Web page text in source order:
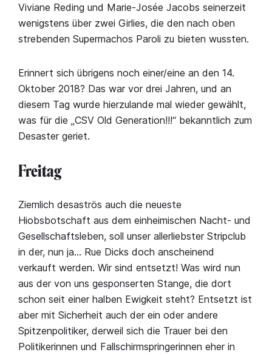
Viviane Reding und Marie-Josée Jacobs seinerzeit
wenigstens über zwei Girlies, die den nach oben
strebenden Supermachos Paroli zu bieten wussten.
Erinnert sich übrigens noch einer/eine an den 14.
Oktober 2018? Das war vor drei Jahren, und an
diesem Tag wurde hierzulande mal wieder gewählt,
was für die „CSV Old Generation!!!“ bekanntlich zum
Desaster geriet.
Freitag
Ziemlich desaströs auch die neueste
Hiobsbotschaft aus dem einheimischen Nacht- und
Gesellschaftsleben, soll unser allerliebster Stripclub
in der, nun ja… Rue Dicks doch anscheinend
verkauft werden. Wir sind entsetzt! Was wird nun
aus der von uns gesponserten Stange, die dort
schon seit einer halben Ewigkeit steht? Entsetzt ist
aber mit Sicherheit auch der ein oder andere
Spitzenpolitiker, derweil sich die Trauer bei den
Politikerinnen und Fallschirmspringerinnen eher in